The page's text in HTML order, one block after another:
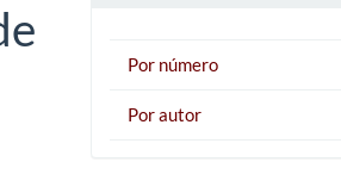
Por número
Por autor